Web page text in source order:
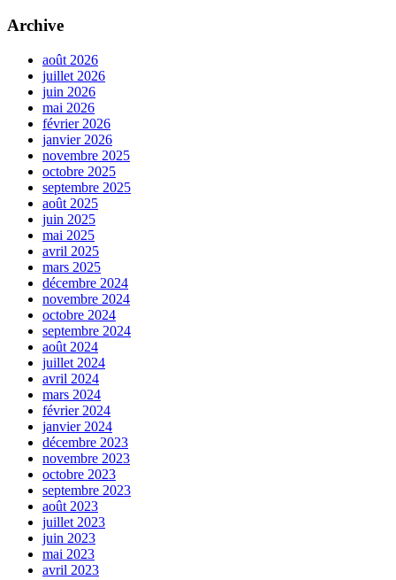
Archive
août 2026
juillet 2026
juin 2026
mai 2026
février 2026
janvier 2026
novembre 2025
octobre 2025
septembre 2025
août 2025
juin 2025
mai 2025
avril 2025
mars 2025
décembre 2024
novembre 2024
octobre 2024
septembre 2024
août 2024
juillet 2024
avril 2024
mars 2024
février 2024
janvier 2024
décembre 2023
novembre 2023
octobre 2023
septembre 2023
août 2023
juillet 2023
juin 2023
mai 2023
avril 2023